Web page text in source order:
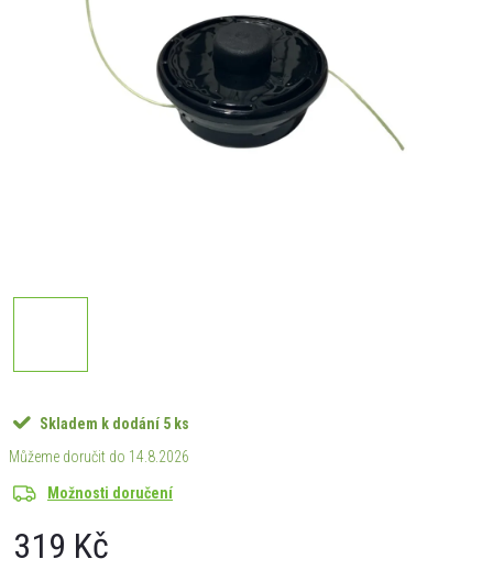
Skladem k dodání 5 ks
14.8.2026
Možnosti doručení
319 Kč